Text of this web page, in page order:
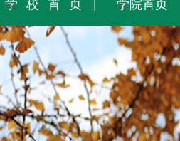
学校首页 学院首页